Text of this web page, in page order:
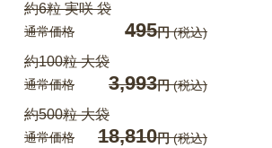
約6粒 実咲 袋
通常価格 495円(税込)
約100粒 大袋
通常価格 3,993円(税込)
約500粒 大袋
通常価格 18,810円(税込)